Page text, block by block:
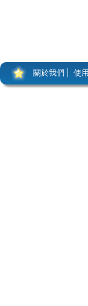
關於我們 使